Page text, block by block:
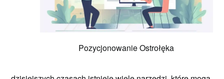
Pozycjonowanie Ostrołęka